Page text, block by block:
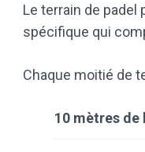
Le terrain de padel
spécifique qui
Chaque moitié de
10 mètres de